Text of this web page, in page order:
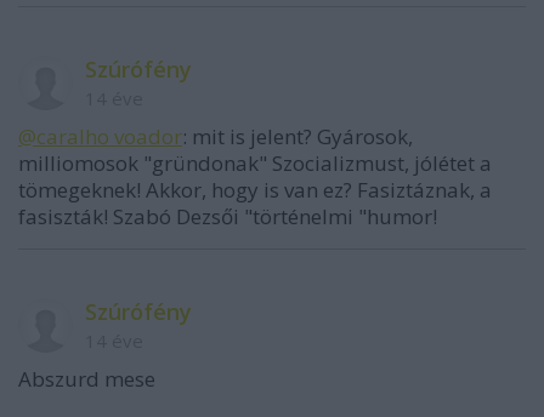
Szúrófény
@caralho voador: mit is jelent? Gyárosok,
milliomosok "gründonak" Szocializmust, jólétet a
tömegeknek! Akkor, hogy is van ez? Fasiztáznak, a
fasiszták! Szabó Dezsői "történelmi "humor!
Szúrófény
Abszurd mese